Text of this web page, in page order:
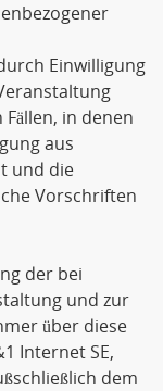
Einwilligung
in denen
aus
und die
Vorschriften
der bei
und zur
über diese
Internet SE,
dem